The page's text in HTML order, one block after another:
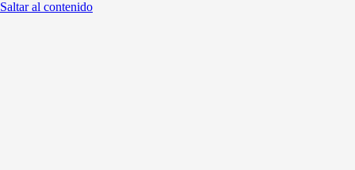
Saltar al contenido